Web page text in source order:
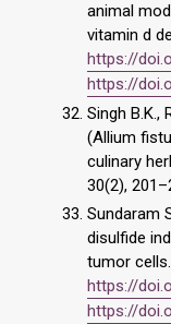
animal
vitamin d
https://
https://
Singh B.K.,
(Allium
culinary
30(2),
Sundaram
disulfide
tumor
https://
https://